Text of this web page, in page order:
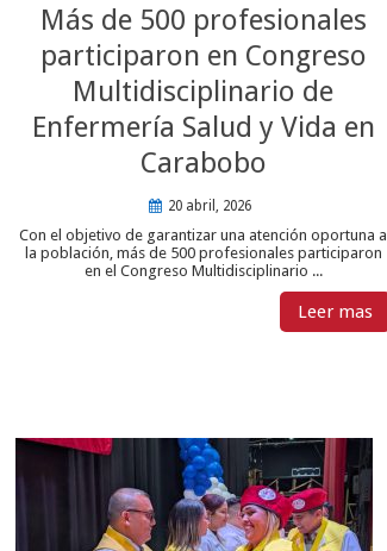
Más de 500 profesionales
participaron en Congreso
Multidisciplinario de
Enfermería Salud y Vida en
Carabobo
20 abril, 2026
Con el objetivo de garantizar una atención oportuna a
la población, más de 500 profesionales participaron
en el Congreso Multidisciplinario ...
Leer mas